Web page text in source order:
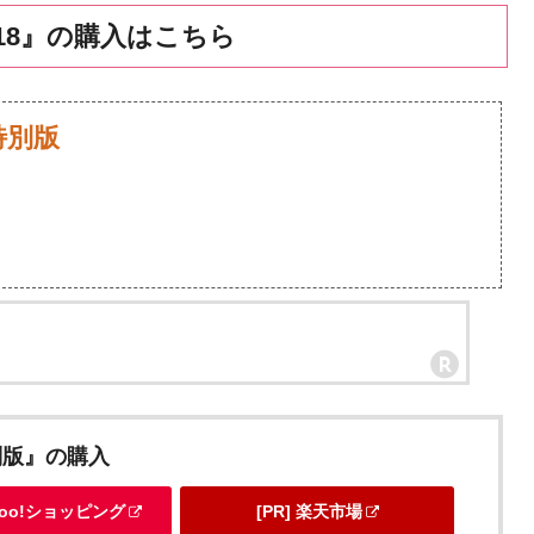
』の購入はこちら
版
』の購入
ショッピング [PR] 楽天市場